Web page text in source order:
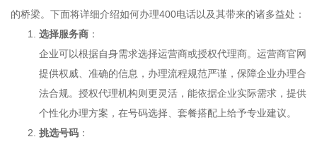
的桥梁。下面将详细介绍如何办理400电话以及其带来的诸多益处：
选择服务商 ：
企业可以根据自身需求选择运营商或授权代理商。运营商官网
提供权威、准确的信息，办理流程规范严谨，保障企业办理合
法合规。授权代理机构则更灵活，能依据企业实际需求，提供
个性化办理方案，在号码选择、套餐搭配上给予专业建议。
挑选号码 ：